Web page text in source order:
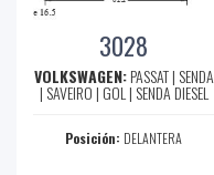
3028
VOLKSWAGEN:PASSAT | SENDA
| SAVEIRO | GOL | SENDA DIESEL
Posición: DELANTERA